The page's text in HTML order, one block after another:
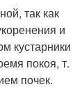
так как
и
кустарники
покоя, т.
почек.